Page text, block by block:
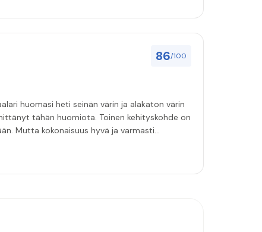
86/100
huomasi heti seinän värin ja alakaton värin
tähän huomiota. Toinen kehityskohde on
Mutta kokonaisuus hyvä ja varmasti